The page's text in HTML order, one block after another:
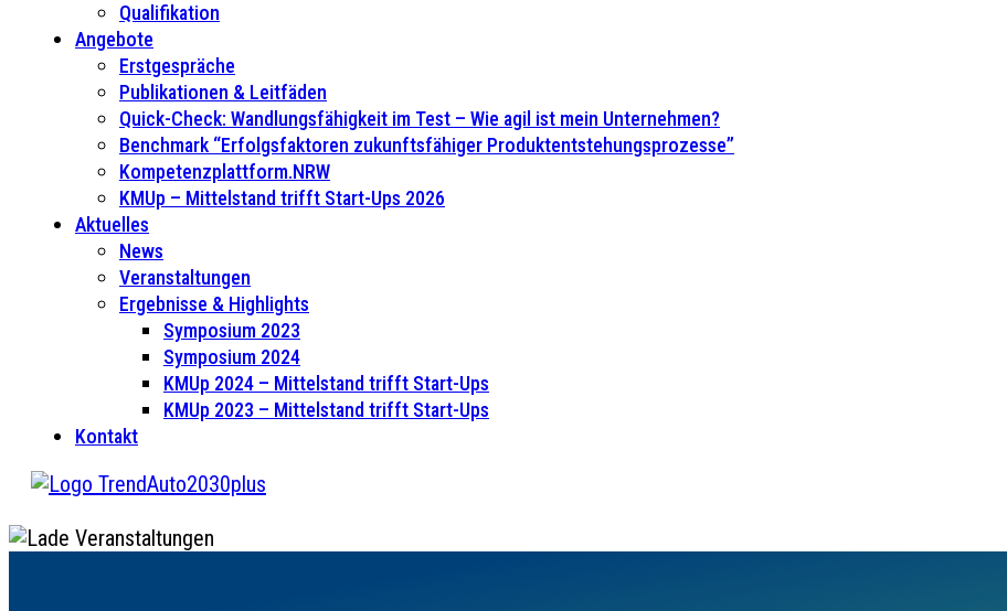
Qualifikation
Angebote
Erstgespräche
Publikationen & Leitfäden
Quick-Check: Wandlungsfähigkeit im Test – Wie agil ist mein Unternehmen?
Benchmark “Erfolgsfaktoren zukunftsfähiger Produktentstehungsprozesse”
Kompetenzplattform.NRW
KMUp – Mittelstand trifft Start-Ups 2026
Aktuelles
News
Veranstaltungen
Ergebnisse & Highlights
Symposium 2023
Symposium 2024
KMUp 2024 – Mittelstand trifft Start-Ups
KMUp 2023 – Mittelstand trifft Start-Ups
Kontakt